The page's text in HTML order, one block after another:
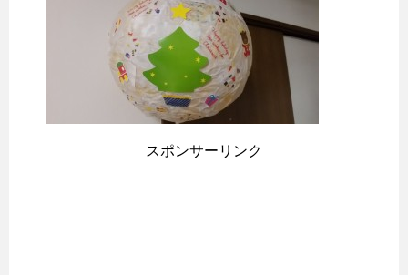
スポンサーリンク